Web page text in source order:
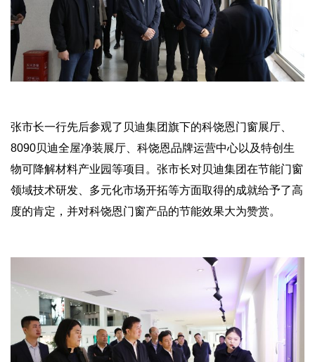
张市长一行先后参观了贝迪集团旗下的科饶恩门窗展厅、
8090贝迪全屋净装展厅、科饶恩品牌运营中心以及特创生
物可降解材料产业园等项目。张市长对贝迪集团在节能门窗
领域技术研发、多元化市场开拓等方面取得的成就给予了高
度的肯定，并对科饶恩门窗产品的节能效果大为赞赏。